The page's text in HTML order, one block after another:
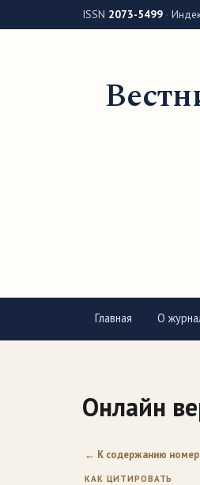
ISSN 2073-5499 ·
Главная О
Онлайн
← К содержанию
КАК ЦИТИРОВАТЬ